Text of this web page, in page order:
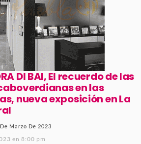
DI BAI, El recuerdo de las
en las
nueva exposición en La
Marzo De 2023
en 8:00 pm